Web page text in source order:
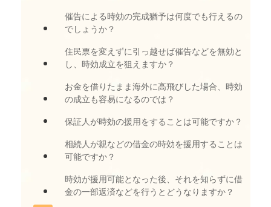
催告による時効の完成猶予は何度でも行えるの
でしょうか？
住民票を変えずに引っ越せば催告などを無効と
し、時効成立を狙えますか？
お金を借りたまま海外に高飛びした場合、時効
の成立も容易になるのでは？
保証人が時効の援用をすることは可能ですか？
相続人が親などの借金の時効を援用することは
可能ですか？
時効が援用可能となった後、それを知らずに借
金の一部返済などを行うとどうなりますか？